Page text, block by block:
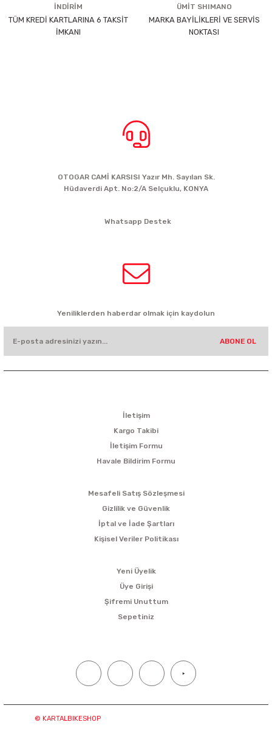
İNDİRİM
TÜM KREDİ KARTLARINA 6 TAKSİT
İMKANI
ÜMİT SHIMANO
MARKA BAYİLİKLERİ VE SERVİS
NOKTASI
OTOGAR CAMİ KARSISI Yazır Mh. Sayılan Sk.
Hüdaverdi Apt. No:2/A Selçuklu, KONYA
Whatsapp Destek
Yeniliklerden haberdar olmak için kaydolun
ABONE OL
İletişim
Kargo Takibi
İletişim Formu
Havale Bildirim Formu
Mesafeli Satış Sözleşmesi
Gizlilik ve Güvenlik
İptal ve İade Şartları
Kişisel Veriler Politikası
Yeni Üyelik
Üye Girişi
Şifremi Unuttum
Sepetiniz
© KARTALBIKESHOPTüm hakları saklıdır. Kredi kartı bilgileriniz